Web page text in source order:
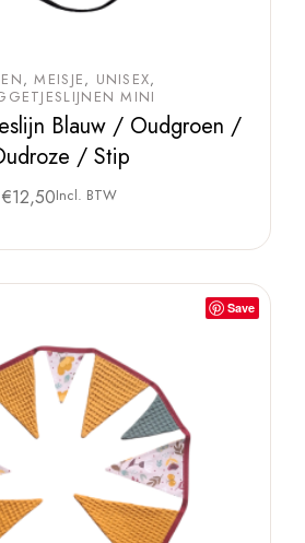
MEISJE
UNISEX
MINI
Blauw / Oudgroen /
/ Stip
€12,50Incl. BTW
Save